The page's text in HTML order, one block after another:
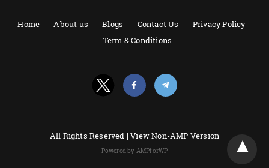
Home About us Blogs Contact Us
Privacy Policy
Term & Conditions
All Rights Reserved |View Non-AMP Version
Powered by AMPforWP